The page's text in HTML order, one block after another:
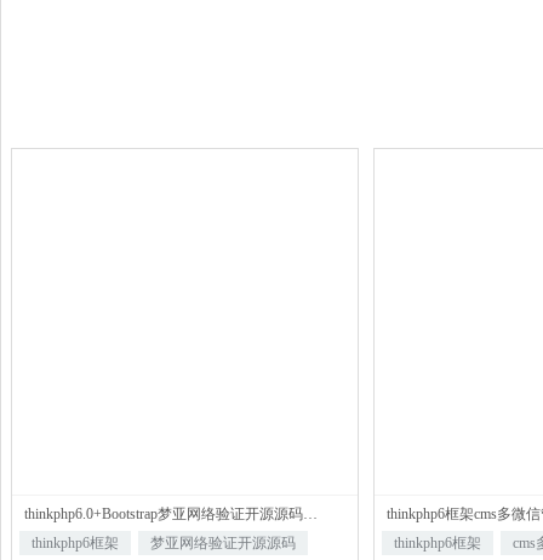
thinkphp6.0+Bootstrap梦亚网络验证开源源码下载
thinkphp6框架
梦亚网络验证开源源码
thinkphp6框架cms多微
thinkphp6框架
cms